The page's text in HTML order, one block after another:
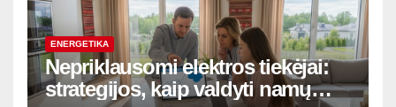
ENERGETIKA
Nepriklausomi elektros tiekėjai:
strategijos, kaip valdyti namų